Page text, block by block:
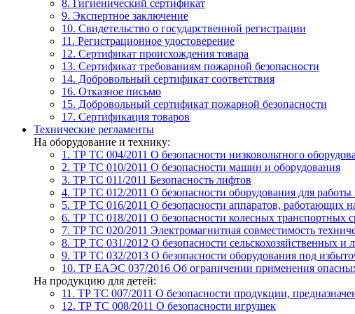
8. Гигиенический сертификат
9. Экспертное заключение
10. Свидетельство о государственной регистрации
11. Регистрационное удостоверение
12. Сертификат происхождения товара
13. Сертификат требованиям пожарной безопасности
14. Добровольный сертификат соответствия
16. Отказное письмо
15. Добровольный сертификат пожарной безопасности
17. Сертификация товаров
Технические регламенты
На оборудование и технику:
1. ТР ТС 004/2011 О безопасности низковольтного
2. ТР ТС 010/2011 О безопасности машин и оборудования
3. ТР ТС 011/2011 Безопасность лифтов
4. ТР ТС 012/2011 О безопасности оборудования для
5. ТР ТС 016/2011 О безопасности аппаратов, работающих
6. ТР ТС 018/2011 О безопасности колесных транспортных
7. TР ТС 020/2011 Электромагнитная совместимость
8. ТР ТС 031/2012 О безопасности сельскохозяйственных
9. ТР ТС 032/2013 О безопасности оборудования под
10. ТР ЕАЭС 037/2016 Об ограничении применения
На продукцию для детей:
11. ТР ТС 007/2011 О безопасности продукции,
12. ТР ТС 008/2011 О безопасности игрушек